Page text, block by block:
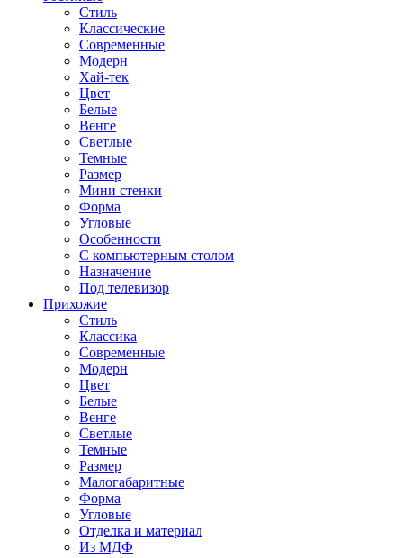
Стиль
Классические
Современные
Модерн
Хай-тек
Цвет
Белые
Венге
Светлые
Темные
Размер
Мини стенки
Форма
Угловые
Особенности
С компьютерным столом
Назначение
Под телевизор
Прихожие
Стиль
Классика
Современные
Модерн
Цвет
Белые
Венге
Светлые
Темные
Размер
Малогабаритные
Форма
Угловые
Отделка и материал
Из МДФ